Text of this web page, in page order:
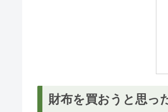
財布を買おうと思っ